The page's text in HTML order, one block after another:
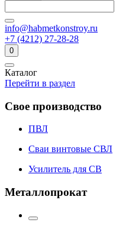
info@habmetkonstroy.ru
+7 (4212) 27-28-28
0
Каталог
Перейти в раздел
Свое производство
ПВЛ
Сваи винтовые СВЛ
Усилитель для СВ
Металлопрокат